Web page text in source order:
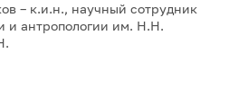
– к.и.н., научный сотрудник
и антропологии им. Н.Н.